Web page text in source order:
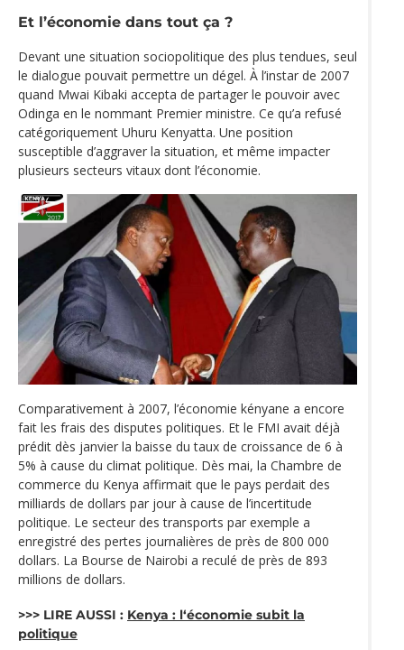
Et l’économie dans tout ça ?
Devant une situation sociopolitique des plus tendues, seul
le dialogue pouvait permettre un dégel. À l’instar de 2007
quand Mwai Kibaki accepta de partager le pouvoir avec
Odinga en le nommant Premier ministre. Ce qu’a refusé
catégoriquement Uhuru Kenyatta. Une position
susceptible d’aggraver la situation, et même impacter
plusieurs secteurs vitaux dont l’économie.
Comparativement à 2007, l’économie kényane a encore
fait les frais des disputes politiques. Et le FMI avait déjà
prédit dès janvier la baisse du taux de croissance de 6 à
5% à cause du climat politique. Dès mai, la Chambre de
commerce du Kenya affirmait que le pays perdait des
milliards de dollars par jour à cause de l’incertitude
politique. Le secteur des transports par exemple a
enregistré des pertes journalières de près de 800 000
dollars. La Bourse de Nairobi a reculé de près de 893
millions de dollars.
>>> LIRE AUSSI : Kenya : l‘économie subit la
politique